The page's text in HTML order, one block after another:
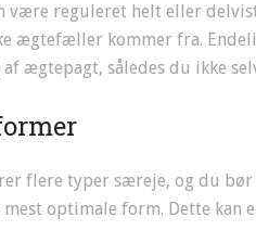
være reguleret helt eller
ægtefæller kommer fra.
ægtepagt, således du ikke
flere typer særeje, og du bør
optimale form. Dette kan